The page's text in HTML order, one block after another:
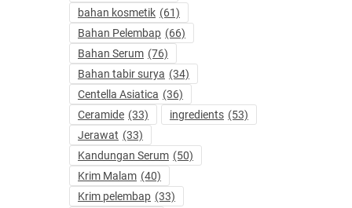
bahan kosmetik (61)
Bahan Pelembap (66)
Bahan Serum (76)
Bahan tabir surya (34)
Centella Asiatica (36)
Ceramide (33) ingredients (53)
Jerawat (33)
Kandungan Serum (50)
Krim Malam (40)
Krim pelembap (33)